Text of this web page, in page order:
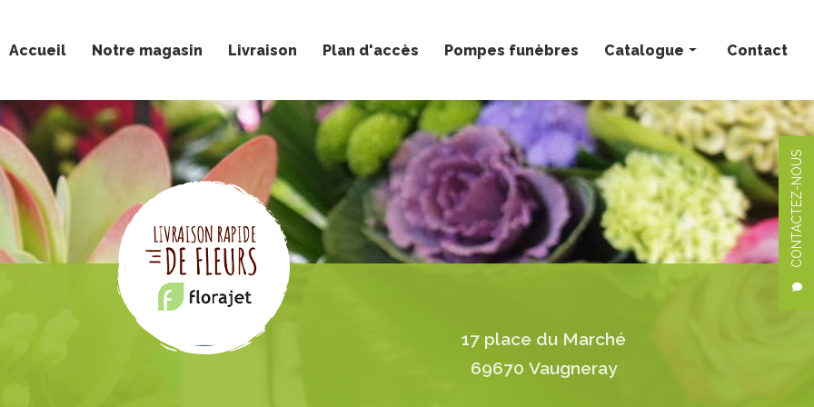
CONTACTEZ-NOUS
Accueil Notre magasin Livraison Plan d'accès Pompes funèbres Catalogue
Bouquets personnalisés
Compositions florales
Deuil
Mariage
Plantes
Contact
17 place du Marché
69670 Vaugneray